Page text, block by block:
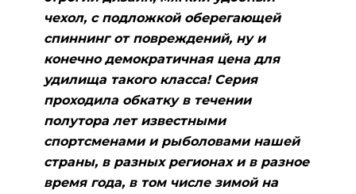
чехол, с подложкой оберегающей
спиннинг от повреждений, ну и
конечно демократичная цена для
удилища такого класса! Серия
проходила обкатку в течении
полутора лет известными
спортсменами и рыболовами нашей
страны, в разных регионах и в разное
время года, в том числе зимой на